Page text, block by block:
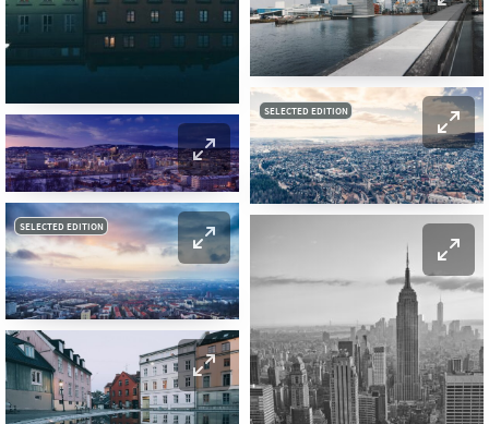
SELECTED EDITION
SELECTED EDITION